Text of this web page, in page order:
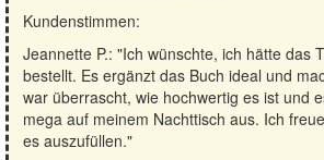
Kundenstimmen:
Jeannette P.: "Ich wünschte, ich hätte das
bestellt. Es ergänzt das Buch ideal und
war überrascht, wie hochwertig es ist und
mega auf meinem Nachttisch aus. Ich
es auszufüllen."